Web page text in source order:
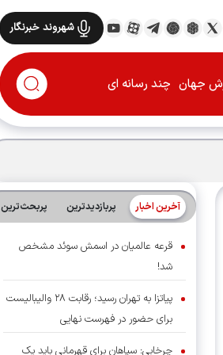
شهروند خبرنگار
جهان چند رسانه ای
آخرین اخبار پربازدیدترین پربحث‌ترین‌
قرعه عالمیان در اسمش سوئد مشخص
شد!
پیاتزا به تهران رسید؛ رقابت ۲۸ والیبالیست
برای حضور در فهرست نهایی
چرخابی: سپاهان برای قهرمانی باید یک